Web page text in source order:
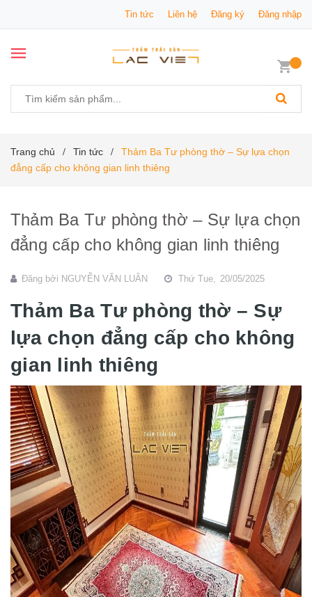
Tin tức Liên hệ Đăng ký Đăng nhập
Trang chủ / Tin tức /
Thảm Ba Tư phòng thờ – Sự lựa chọn
đẳng cấp cho không gian linh thiêng
Thảm Ba Tư phòng thờ – Sự lựa chọn
đẳng cấp cho không gian linh thiêng
Đăng bởi NGUYỄN VĂN LUÂN Thứ Tue, 20/05/2025
Thảm Ba Tư phòng thờ – Sự
lựa chọn đẳng cấp cho không
gian linh thiêng